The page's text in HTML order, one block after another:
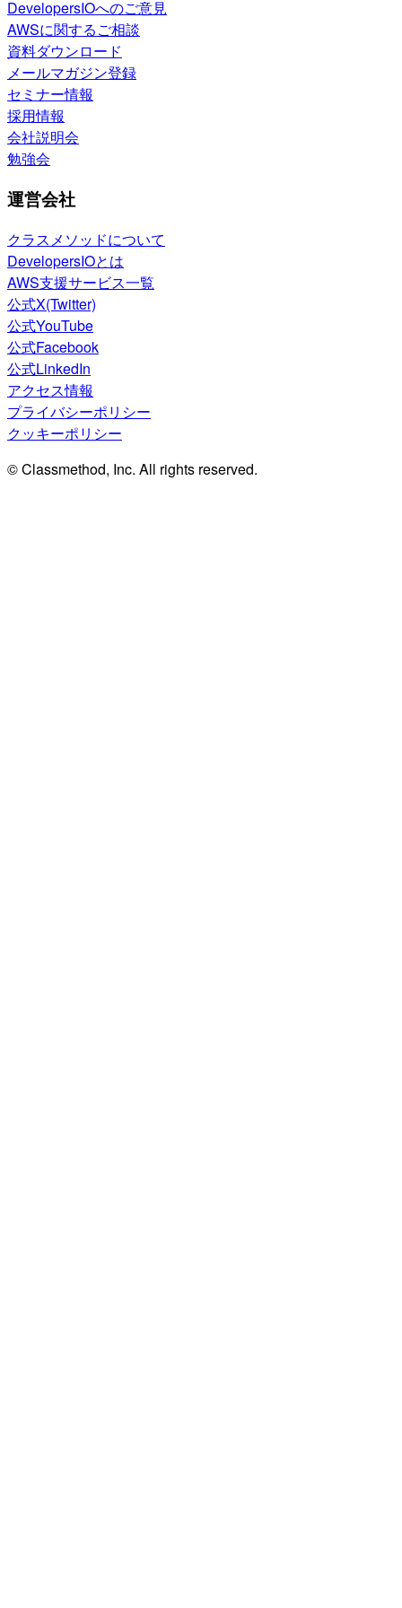
DevelopersIOへのご意見
AWSに関するご相談
資料ダウンロード
メールマガジン登録
セミナー情報
採用情報
会社説明会
勉強会
運営会社
クラスメソッドについて
DevelopersIOとは
AWS支援サービス一覧
公式X(Twitter)
公式YouTube
公式Facebook
公式LinkedIn
アクセス情報
プライバシーポリシー
クッキーポリシー
© Classmethod, Inc. All rights reserved.